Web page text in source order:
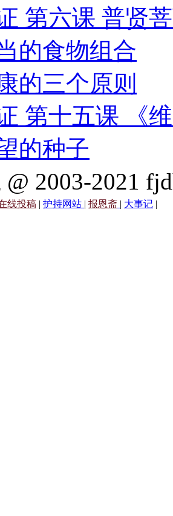
第六课 普贤
的食物组合
的三个原则
第十五课 《
的种子
2003-2021
线投稿 | 护持网站 | 报恩斋 | 大事记 |